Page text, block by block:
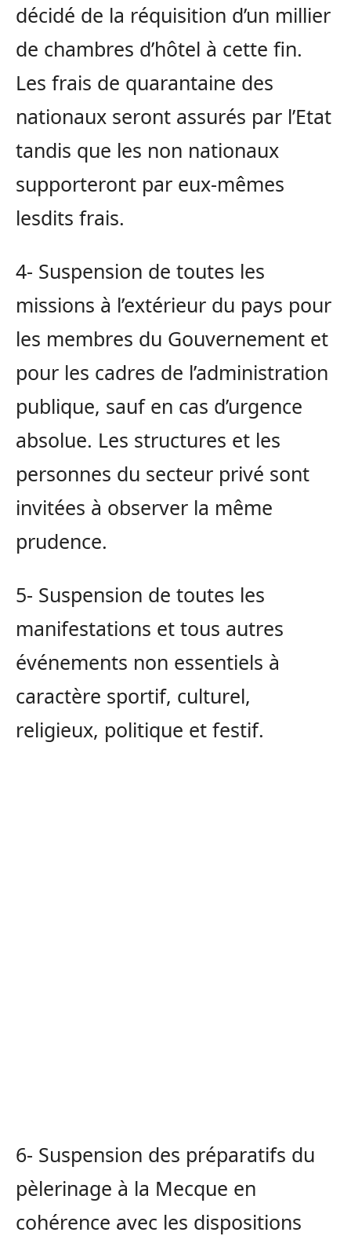
décidé de la réquisition d’un millier
de chambres d’hôtel à cette fin.
Les frais de quarantaine des
nationaux seront assurés par l’Etat
tandis que les non nationaux
supporteront par eux-mêmes
lesdits frais.
4- Suspension de toutes les
missions à l’extérieur du pays pour
les membres du Gouvernement et
pour les cadres de l’administration
publique, sauf en cas d’urgence
absolue. Les structures et les
personnes du secteur privé sont
invitées à observer la même
prudence.
5- Suspension de toutes les
manifestations et tous autres
événements non essentiels à
caractère sportif, culturel,
religieux, politique et festif.
6- Suspension des préparatifs du
pèlerinage à la Mecque en
cohérence avec les dispositions